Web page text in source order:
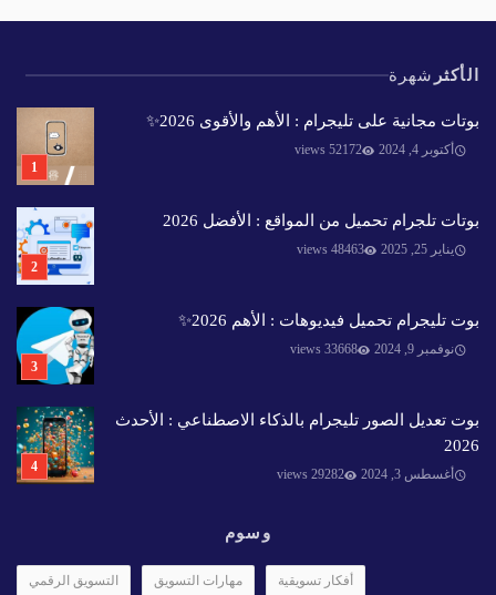
الأكثر شهرة
بوتات مجانية على تليجرام : الأهم والأقوى 2026✨️
أكتوبر 4, 2024 52172 views
بوتات تلجرام تحميل من المواقع : الأفضل 2026
يناير 25, 2025 48463 views
بوت تليجرام تحميل فيديوهات : الأهم 2026✨️
نوفمبر 9, 2024 33668 views
بوت تعديل الصور تليجرام بالذكاء الاصطناعي : الأحدث
2026
أغسطس 3, 2024 29282 views
وسوم
التسويق الرقمي مهارات التسويق أفكار تسويقية